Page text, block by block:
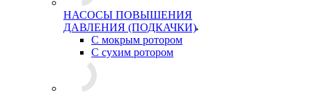
НАСОСЫ ПОВЫШЕНИЯ
ДАВЛЕНИЯ (ПОДКАЧКИ)
С мокрым ротором
С сухим ротором